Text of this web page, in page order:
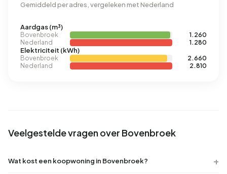
Gemiddeld per adres, vergeleken met Nederland
Aardgas (m³)
Bovenbroek
1.260
Nederland
1.280
Elektriciteit (kWh)
Bovenbroek
2.660
Nederland
2.810
Veelgestelde vragen over Bovenbroek
Wat kost een koopwoning in Bovenbroek?